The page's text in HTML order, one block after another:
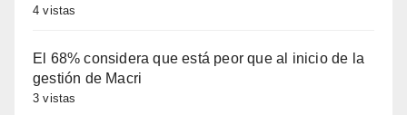
4 vistas
El 68% considera que está peor que al inicio de la
gestión de Macri
3 vistas